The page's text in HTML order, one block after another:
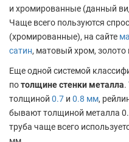
и хромированные (данный
Чаще всего пользуются
(хромированные), на сайте
сатин, матовый хром, золото
Еще одной системой
потолщине стенки металла.
толщиной 0.7 и 0.8 мм,
бывают толщиной металла
труба чаще всего